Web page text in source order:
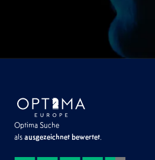
Optima Suche
als ausgezeichnet bewertet.